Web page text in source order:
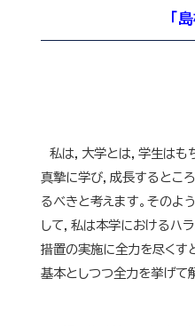
「
国立
学
私は，大学とは，学生は
真摯に学び，成長するとこ
るべきと考えます。そのよ
して，私は本学におけるハ
措置の実施に全力を尽くす
基本としつつ全力を挙げて